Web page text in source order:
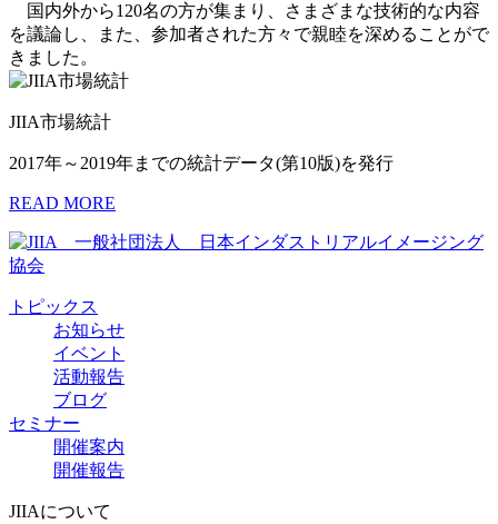
国内外から120名の方が集まり、さまざまな技術的な内容
を議論し、また、参加者された方々で親睦を深めることがで
きました。
JIIA市場統計
2017年～2019年までの統計データ(第10版)を発行
READ MORE
トピックス
お知らせ
イベント
活動報告
ブログ
セミナー
開催案内
開催報告
JIIAについて